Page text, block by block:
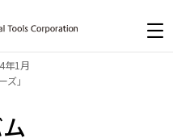
年1月
」